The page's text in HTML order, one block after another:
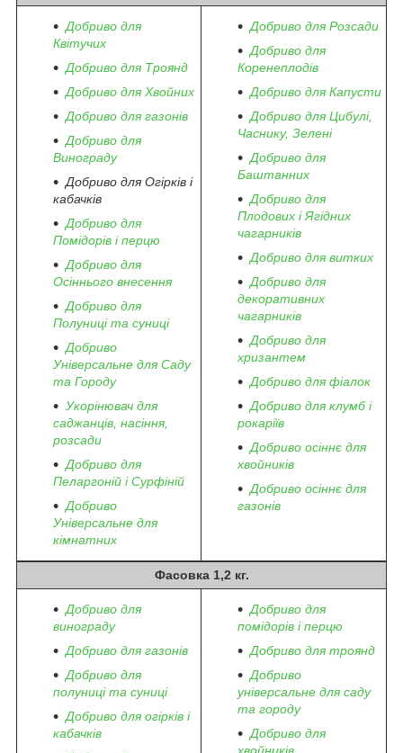
Добриво для
Квітучих
Добриво для Троянд
Добриво для Хвойних
Добриво для газонів
Добриво для
Винограду
Добриво для Огірків і
кабачків
Добриво для
Помідорів і перцю
Добриво для
Осіннього внесення
Добриво для
Полуниці та суниці
Добриво
Універсальне для Саду
та Городу
Укорінювач для
саджанців, насіння,
розсади
Добриво для
Пеларгоній і Сурфіній
Добриво
Універсальне для
кімнатних
Добриво для Розсади
Добриво для
Коренеплодів
Добриво для Капусти
Добриво для Цибулі,
Часнику, Зелені
Добриво для
Баштанних
Добриво для
Плодових і Ягідних
чагарників
Добриво для витких
Добриво для
декоративних
чагарників
Добриво для
хризантем
Добриво для фіалок
Добриво для клумб і
рокаріїв
Добриво осіннє для
хвойників
Добриво осіннє для
газонів
Фасовка 1,2 кг.
Добриво для
винограду
Добриво для газонів
Добриво для
полуниці та суниці
Добриво для огірків і
кабачків
Добриво для
помідорів і перцю
Добриво для троянд
Добриво
універсальне для саду
та городу
Добриво для